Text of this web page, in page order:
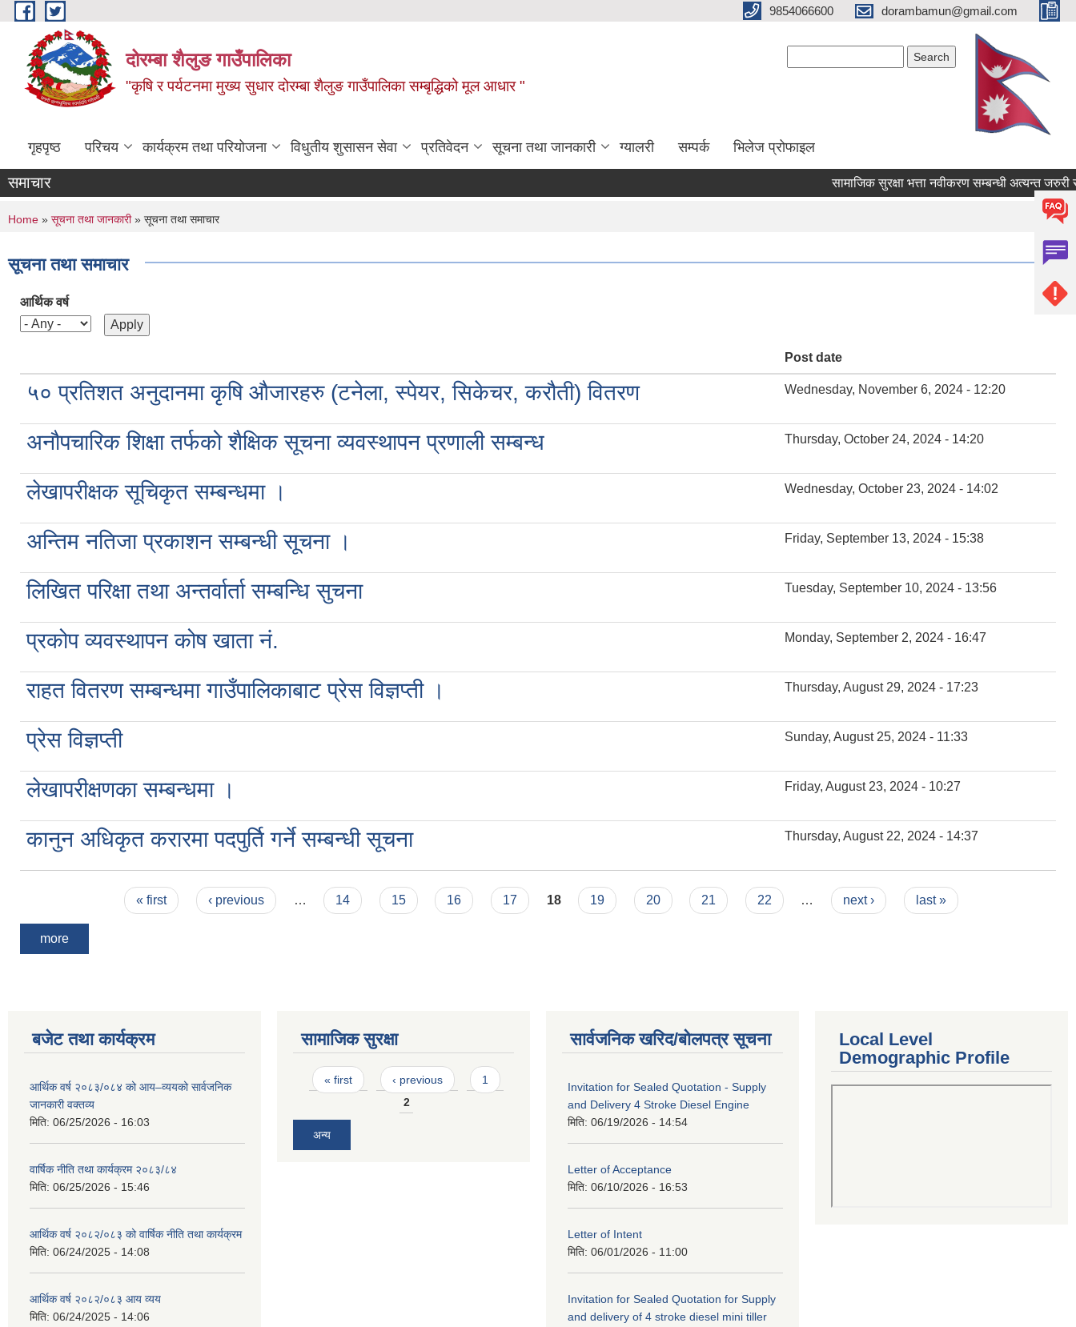
Skip to main content 9854066600 dorambamun@gmail.com
दोरम्बा शैलुङ गाउँपालिका
"कृषि र पर्यटनमा मुख्य सुधार दोरम्बा शैलुङ गाउँपालिका सम्बृद्धिको मूल आधार "
गृहपृष्ठ परिचय कार्यक्रम तथा परियोजना विधुतीय शुसासन सेवा प्रतिवेदन सूचना तथा जानकारी ग्यालरी सम्पर्क भिलेज प्रोफाइल
समाचार सामाजिक सुरक्षा भत्ता नवीकरण सम्बन्धी अत्यन्त जरुरी
You are here
Home » सूचना तथा जानकारी» सूचना तथा समाचार
सूचना तथा समाचार
आर्थिक वर्ष
Post date
५० प्रतिशत अनुदानमा कृषि औजारहरु (टनेला, स्पेयर, सिकेचर, करौती) वितरण Wednesday, November 6, 2024 - 12:20
अनौपचारिक शिक्षा तर्फको शैक्षिक सूचना व्यवस्थापन प्रणाली सम्बन्ध Thursday, October 24, 2024 - 14:20
लेखापरीक्षक सूचिकृत सम्बन्धमा । Wednesday, October 23, 2024 - 14:02
अन्तिम नतिजा प्रकाशन सम्बन्धी सूचना । Friday, September 13, 2024 - 15:38
लिखित परिक्षा तथा अन्तर्वार्ता सम्बन्धि सुचना Tuesday, September 10, 2024 - 13:56
प्रकोप व्यवस्थापन कोष खाता नं. Monday, September 2, 2024 - 16:47
राहत वितरण सम्बन्धमा गाउँपालिकाबाट प्रेस विज्ञप्ती । Thursday, August 29, 2024 - 17:23
प्रेस विज्ञप्ती Sunday, August 25, 2024 - 11:33
लेखापरीक्षणका सम्बन्धमा । Friday, August 23, 2024 - 10:27
कानुन अधिकृत करारमा पदपुर्ति गर्ने सम्बन्धी सूचना Thursday, August 22, 2024 - 14:37
« first ‹ previous … 14 15 16 17 18 19 20 21 22 … next › last »
more
बजेट तथा कार्यक्रम
आर्थिक वर्ष २०८३/०८४ को आय–व्ययको सार्वजनिक
जानकारी वक्तव्य
मिति: 06/25/2026 - 16:03
वार्षिक नीति तथा कार्यक्रम २०८३/८४
मिति: 06/25/2026 - 15:46
आर्थिक वर्ष २०८२/०८३ को वार्षिक नीति तथा कार्यक्रम
मिति: 06/24/2025 - 14:08
आर्थिक वर्ष २०८२/०८३ आय व्यय
मिति: 06/24/2025 - 14:06
सामाजिक सुरक्षा
Pages
« first ‹ previous
1
2
अन्य
सार्वजनिक खरिद/बोलपत्र सूचना
Invitation for Sealed Quotation - Supply
and Delivery 4 Stroke Diesel Engine
मिति: 06/19/2026 - 14:54
Letter of Acceptance
मिति: 06/10/2026 - 16:53
Letter of Intent
मिति: 06/01/2026 - 11:00
Invitation for Sealed Quotation for Supply
and delivery of 4 stroke diesel mini tiller
Local Level
Demographic Profile